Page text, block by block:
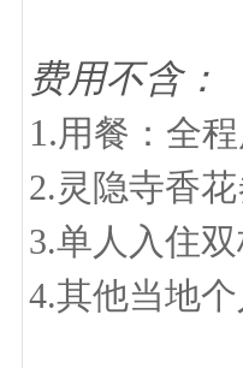
费用不含：
1.用餐：全
2.灵隐寺香
3.单人入住
4.其他当地